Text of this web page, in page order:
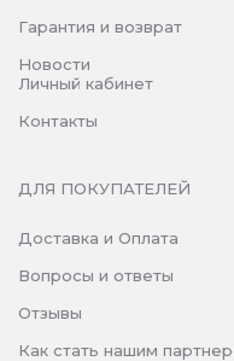
Гарантия и возврат
Новости
Личный кабинет
Контакты
ДЛЯ ПОКУПАТЕЛЕЙ
Доставка и Оплата
Вопросы и ответы
Отзывы
Как стать нашим